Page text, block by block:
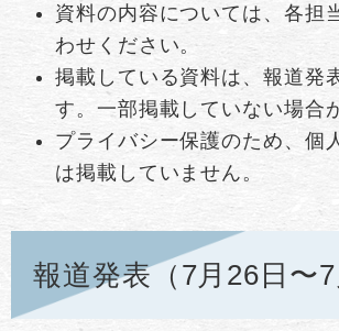
資料の内容については、各担
わせください。
掲載している資料は、報道発
す。一部掲載していない場合
プライバシー保護のため、個
は掲載していません。
報道発表（7月26日〜7